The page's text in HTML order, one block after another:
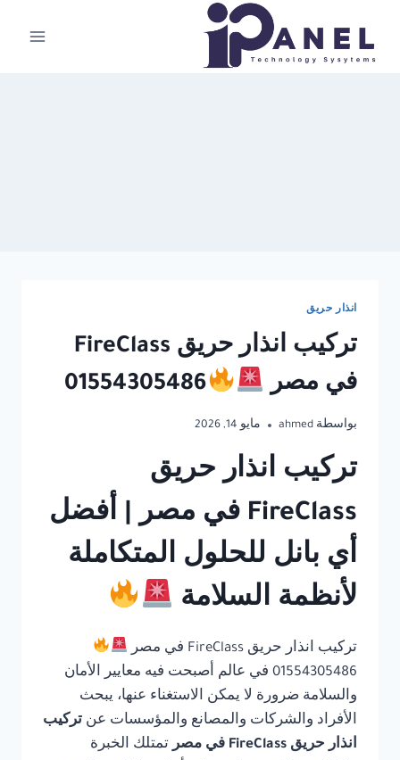
المحتوى
انذار حريق
تركيب انذار حريق FireClass
في مصر
01554305486
بواسطة ahmed مايو 14, 2026
تركيب انذار حريق
FireClass في مصر | أفضل
أي بانل للحلول المتكاملة
لأنظمة السلامة
تركيب انذار حريق FireClass في مصر
01554305486 في عالم أصبحت فيه معايير الأمان
والسلامة ضرورة لا يمكن الاستغناء عنها، يبحث
الأفراد والشركات والمصانع والمؤسسات عن تركيب
انذار حريق FireClass في مصر
تمتلك الخبرة